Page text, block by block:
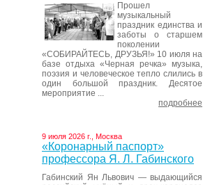
Прошел
музыкальный
праздник единства и
заботы о старшем
поколении
«СОБИРАЙТЕСЬ, ДРУЗЬЯ!» 10 июля на
базе отдыха «Черная речка» музыка,
поэзия и человеческое тепло слились в
один большой праздник. Десятое
мероприятие ...
подробнее
9 июля 2026 г., Москва
«Коронарный паспорт»
профессора Я. Л. Габинского
Габинский Ян Львович — выдающийся